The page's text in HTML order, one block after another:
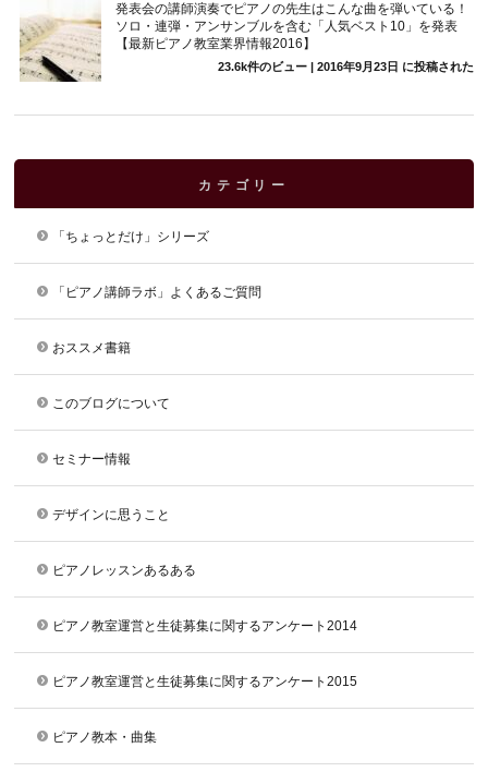
発表会の講師演奏でピアノの先生はこんな曲を弾いている！
ソロ・連弾・アンサンブルを含む「人気ベスト10」を発表
【最新ピアノ教室業界情報2016】
23.6k件のビュー| 2016年9月23日 に投稿された
カテゴリー
「ちょっとだけ」シリーズ
「ピアノ講師ラボ」よくあるご質問
おススメ書籍
このブログについて
セミナー情報
デザインに思うこと
ピアノレッスンあるある
ピアノ教室運営と生徒募集に関するアンケート2014
ピアノ教室運営と生徒募集に関するアンケート2015
ピアノ教本・曲集